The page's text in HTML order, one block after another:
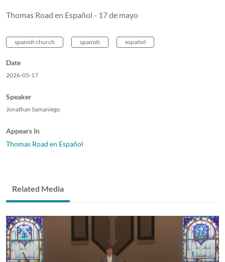
Thomas Road en Español - 17 de mayo
spanish church spanish español
Date
2026-05-17
Speaker
Jonathan Samaniego
Appears In
Thomas Road en Español
Related Media